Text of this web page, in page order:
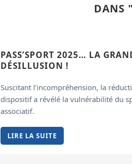
DANS
PASS’SPORT 2025… LA
DÉSILLUSION !
Suscitant l’incompréhension, la
dispositif a révélé la vulnérabilité du
associatif.
LIRE LA SUITE